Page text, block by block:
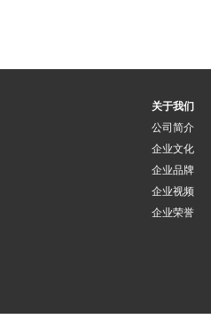
关于我们
公司简介
企业文化
企业品牌
企业视频
企业荣誉